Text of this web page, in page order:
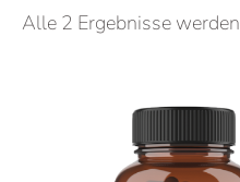
Alle 2 Ergebnisse